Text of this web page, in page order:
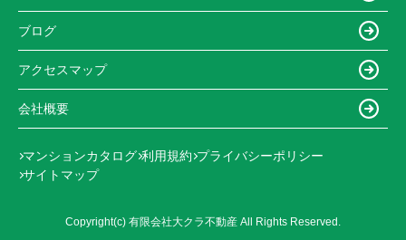
ブログ
アクセスマップ
会社概要
マンションカタログ 利用規約 プライバシーポリシー
サイトマップ
Copyright(c) 有限会社大クラ不動産 All Rights Reserved.